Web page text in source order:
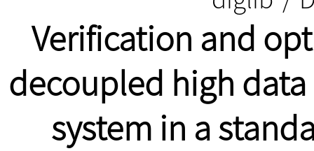
Verification and
decoupled high
system in a